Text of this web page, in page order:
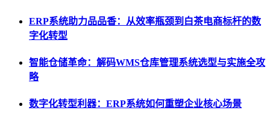
ERP系统助力品品香：从效率瓶颈到白茶电商标杆的数
字化转型
智能仓储革命：解码WMS仓库管理系统选型与实施全攻
略
数字化转型利器：ERP系统如何重塑企业核心场景